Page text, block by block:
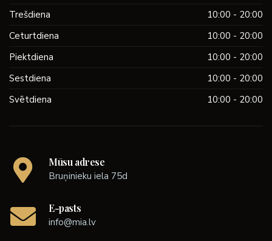
Trešdiena
10:00 - 20:00
Ceturtdiena
10:00 - 20:00
Piektdiena
10:00 - 20:00
Sestdiena
10:00 - 20:00
Svētdiena
10:00 - 20:00
Mūsu adrese
Bruņinieku iela 75d
E-pasts
info@mia.lv